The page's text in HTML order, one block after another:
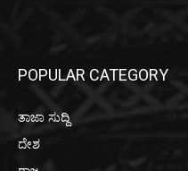
POPULAR CATEGORY
ತಾಜಾ ಸುದ್ದಿ
ದೇಶ